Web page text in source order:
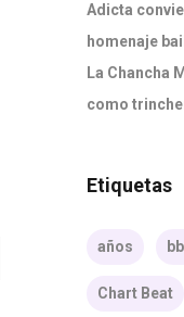
Adicta
homenaje
La Chancha
como
Etiquetas
años
Chart Beat